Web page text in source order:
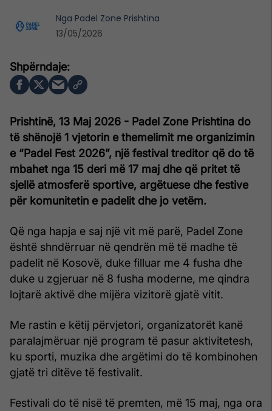
Prishtinë, 13 Maj 2026 - Padel Zone Prishtina do
të shënojë 1 vjetorin e themelimit me organizimin
e “Padel Fest 2026”, një festival treditor që do të
mbahet nga 15 deri më 17 maj dhe që pritet të
sjellë atmosferë sportive, argëtuese dhe festive
për komunitetin e padelit dhe jo vetëm.
Që nga hapja e saj një vit më parë, Padel Zone
është shndërruar në qendrën më të madhe të
padelit në Kosovë, duke filluar me 4 fusha dhe
duke u zgjeruar në 8 fusha moderne, me qindra
lojtarë aktivë dhe mijëra vizitorë gjatë vitit.
Me rastin e këtij përvjetori, organizatorët kanë
paralajmëruar një program të pasur aktivitetesh,
ku sporti, muzika dhe argëtimi do të kombinohen
gjatë tri ditëve të festivalit.
Festivali do të nisë të premten, më 15 maj, nga ora
Nga Padel Zone Prishtina
13/05/2026